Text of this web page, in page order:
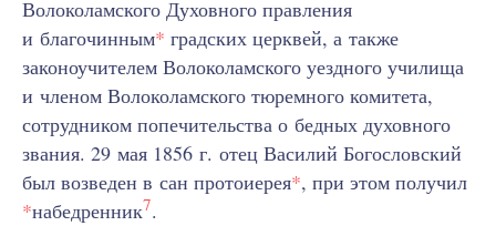
Волоколамского Духовного правления
и благочинным* градских церквей, а также
законоучителем Волоколамского уездного училища
и членом Волоколамского тюремного комитета,
сотрудником попечительства о бедных духовного
звания. 29 мая 1856 г. отец Василий Богословский
был возведен в сан протоиерея*, при этом получил
*набедренник7.